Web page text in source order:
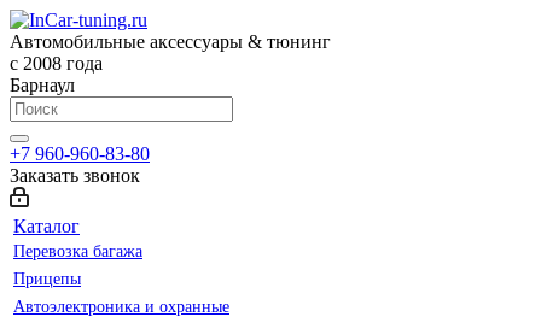
Автомобильные аксессуары & тюнинг
с 2008 года
Барнаул
+7 960-960-83-80
Заказать звонок
Каталог
Перевозка багажа
Прицепы
Автоэлектроника и охранные